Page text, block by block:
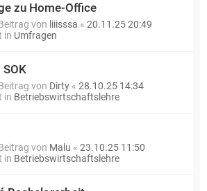
zu Home-Office
von liiisssa « 20.11.25 20:49
in Umfragen
SOK
von Dirty « 28.10.25 14:34
in Betriebswirtschaftslehre
von Malu « 23.10.25 11:50
in Betriebswirtschaftslehre